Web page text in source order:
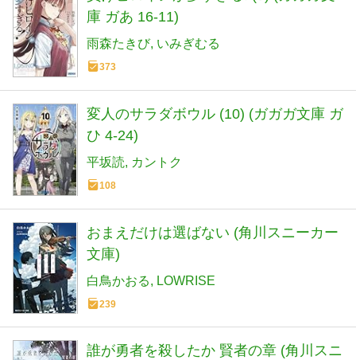
庫 ガあ 16-11)
雨森たきび いみぎむる
373
変人のサラダボウル (10) (ガガガ文庫 ガ
ひ 4-24)
平坂読 カントク
108
おまえだけは選ばない (角川スニーカー
文庫)
白鳥かおる LOWRISE
239
誰が勇者を殺したか 賢者の章 (角川スニ